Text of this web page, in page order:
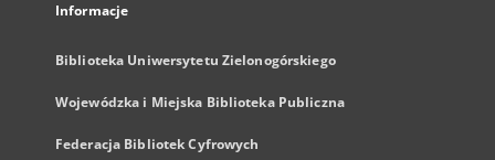
Informacje
Biblioteka Uniwersytetu Zielonogórskiego
Wojewódzka i Miejska Biblioteka Publiczna
Federacja Bibliotek Cyfrowych